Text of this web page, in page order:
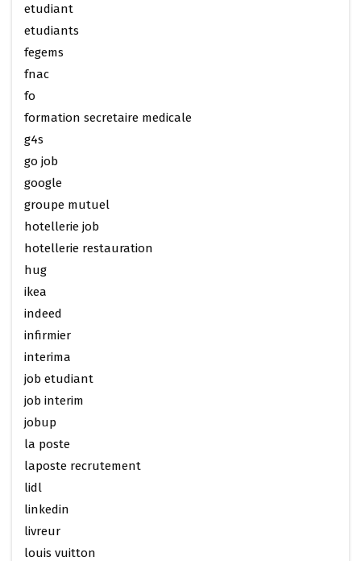
etudiant
etudiants
fegems
fnac
fo
formation secretaire medicale
g4s
go job
google
groupe mutuel
hotellerie job
hotellerie restauration
hug
ikea
indeed
infirmier
interima
job etudiant
job interim
jobup
la poste
laposte recrutement
lidl
linkedin
livreur
louis vuitton